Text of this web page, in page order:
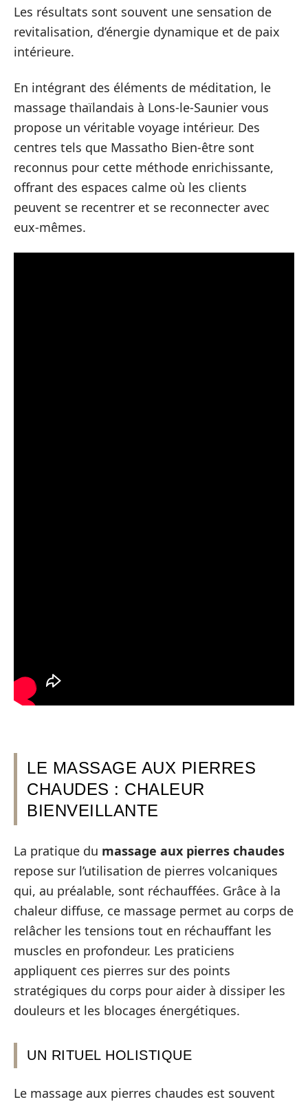
Les résultats sont souvent une sensation de
revitalisation, d’énergie dynamique et de paix
intérieure.
En intégrant des éléments de méditation, le
massage thaïlandais à Lons-le-Saunier vous
propose un véritable voyage intérieur. Des
centres tels que Massatho Bien-être sont
reconnus pour cette méthode enrichissante,
offrant des espaces calme où les clients
peuvent se recentrer et se reconnecter avec
eux-mêmes.
LE MASSAGE AUX PIERRES
CHAUDES : CHALEUR
BIENVEILLANTE
La pratique du massage aux pierres chaudes
repose sur l’utilisation de pierres volcaniques
qui, au préalable, sont réchauffées. Grâce à la
chaleur diffuse, ce massage permet au corps de
relâcher les tensions tout en réchauffant les
muscles en profondeur. Les praticiens
appliquent ces pierres sur des points
stratégiques du corps pour aider à dissiper les
douleurs et les blocages énergétiques.
UN RITUEL HOLISTIQUE
Le massage aux pierres chaudes est souvent